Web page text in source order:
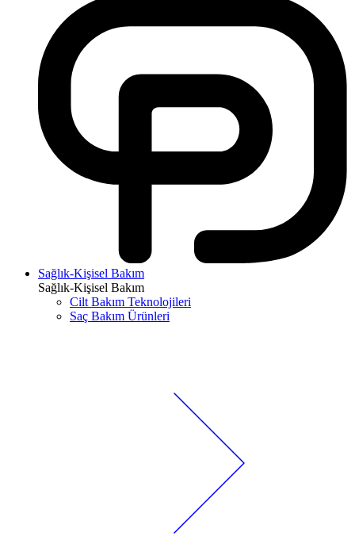
Sağlık-Kişisel Bakım
Sağlık-Kişisel Bakım
Cilt Bakım Teknolojileri
Saç Bakım Ürünleri